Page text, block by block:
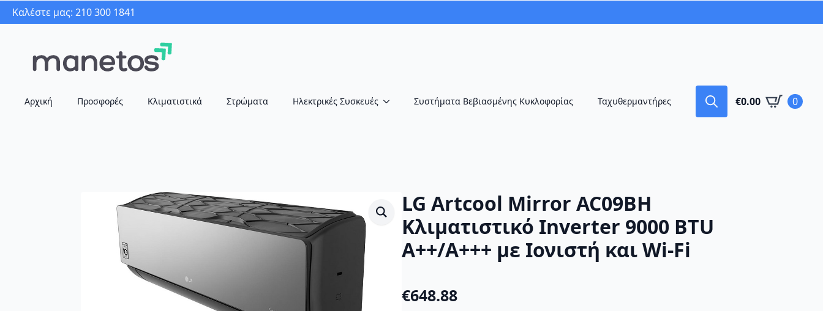
Καλέστε μας: 210 300 1841
Αρχική Προσφορές Κλιματιστικά Στρώματα Ηλεκτρικές Συσκευές Συστήματα Βεβιασμένης Κυκλοφορίας Ταχυθερμαντήρες €0.00 0
LG Artcool Mirror AC09BH
Κλιματιστικό Inverter 9000 BTU
A++/A+++ με Ιονιστή και Wi-Fi
€648.88